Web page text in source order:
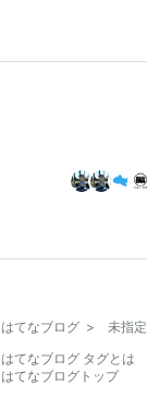
はてなブログ > 未指定
はてなブログ タグとは
はてなブログトップ